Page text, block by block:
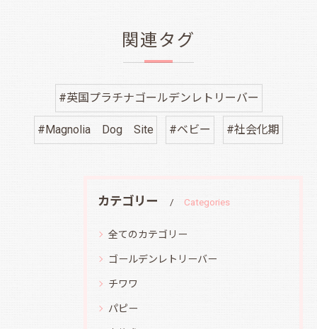
関連タグ
#英国プラチナゴールデンレトリーバー
#Magnolia Dog Site #ベビー #社会化期
カテゴリー Categories
全てのカテゴリー
ゴールデンレトリーバー
チワワ
パピー